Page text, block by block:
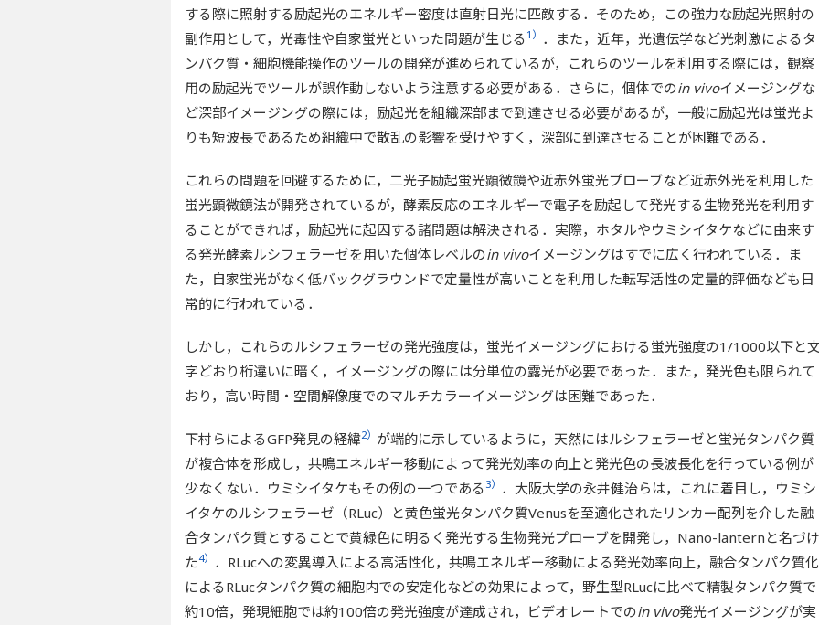
する際に照射する励起光のエネルギー密度は直射日光に匹敵する．そのため，この強力な励起光照射の
副作用として，光毒性や自家蛍光といった問題が生じる 1） ．また，近年，光遺伝学など光刺激によるタ
ンパク質・細胞機能操作のツールの開発が進められているが，これらのツールを利用する際には，観察
用の励起光でツールが誤作動しないよう注意する必要がある．さらに，個体でのin vivoイメージングな
ど深部イメージングの際には，励起光を組織深部まで到達させる必要があるが，一般に励起光は蛍光よ
りも短波長であるため組織中で散乱の影響を受けやすく，深部に到達させることが困難である．
これらの問題を回避するために，二光子励起蛍光顕微鏡や近赤外蛍光プローブなど近赤外光を利用した
蛍光顕微鏡法が開発されているが，酵素反応のエネルギーで電子を励起して発光する生物発光を利用す
ることができれば，励起光に起因する諸問題は解決される．実際，ホタルやウミシイタケなどに由来す
る発光酵素ルシフェラーゼを用いた個体レベルのin vivoイメージングはすでに広く行われている．ま
た，自家蛍光がなく低バックグラウンドで定量性が高いことを利用した転写活性の定量的評価なども日
常的に行われている．
しかし，これらのルシフェラーゼの発光強度は，蛍光イメージングにおける蛍光強度の1/1000以下と
字どおり桁違いに暗く，イメージングの際には分単位の露光が必要であった．また，発光色も限られて
おり，高い時間・空間解像度でのマルチカラーイメージングは困難であった．
下村らによるGFP発見の経緯2） が端的に示しているように，天然にはルシフェラーゼと蛍光タンパク質
が複合体を形成し，共鳴エネルギー移動によって発光効率の向上と発光色の長波長化を行っている例が
少なくない．ウミシイタケもその例の一つである 3） ．大阪大学の永井健治らは，これに着目し，ウミシ
イタケのルシフェラーゼ（RLuc）と黄色蛍光タンパク質Venusを至適化されたリンカー配列を介した融
合タンパク質とすることで黄緑色に明るく発光する生物発光プローブを開発し，Nano-lanternと名づけ
た4） ．RLucへの変異導入による高活性化，共鳴エネルギー移動による発光効率向上，融合タンパク質化
によるRLucタンパク質の細胞内での安定化などの効果によって，野生型RLucに比べて精製タンパク質で
約10倍，発現細胞では約100倍の発光強度が達成され，ビデオレートでのin vivo発光イメージングが実